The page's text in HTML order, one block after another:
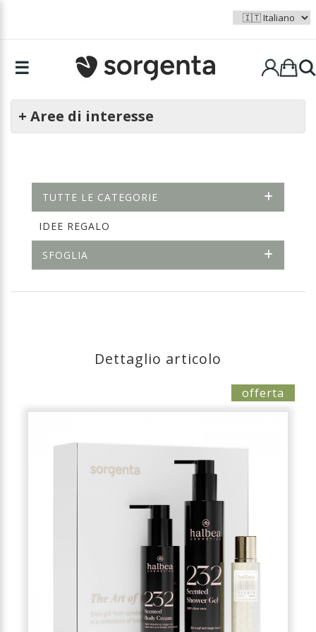
☰
+ Aree di interesse
TUTTE LE CATEGORIE
IDEE REGALO
SFOGLIA
Dettaglio articolo
offerta